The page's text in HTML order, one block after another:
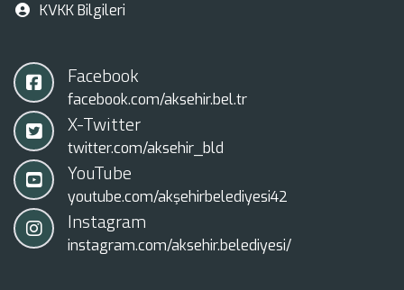
KVKK Bilgileri
Facebook
facebook.com/aksehir.bel.tr
X-Twitter
twitter.com/aksehir_bld
YouTube
youtube.com/akşehirbelediyesi42
Instagram
instagram.com/aksehir.belediyesi/